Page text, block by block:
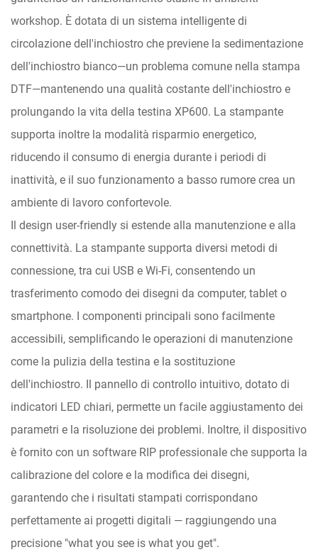
workshop. È dotata di un sistema intelligente di
circolazione dell'inchiostro che previene la sedimentazione
dell'inchiostro bianco—un problema comune nella stampa
DTF—mantenendo una qualità costante dell'inchiostro e
prolungando la vita della testina XP600. La stampante
supporta inoltre la modalità risparmio energetico,
riducendo il consumo di energia durante i periodi di
inattività, e il suo funzionamento a basso rumore crea un
ambiente di lavoro confortevole.
Il design user-friendly si estende alla manutenzione e alla
connettività. La stampante supporta diversi metodi di
connessione, tra cui USB e Wi-Fi, consentendo un
trasferimento comodo dei disegni da computer, tablet o
smartphone. I componenti principali sono facilmente
accessibili, semplificando le operazioni di manutenzione
come la pulizia della testina e la sostituzione
dell'inchiostro. Il pannello di controllo intuitivo, dotato di
indicatori LED chiari, permette un facile aggiustamento dei
parametri e la risoluzione dei problemi. Inoltre, il dispositivo
è fornito con un software RIP professionale che supporta la
calibrazione del colore e la modifica dei disegni,
garantendo che i risultati stampati corrispondano
perfettamente ai progetti digitali — raggiungendo una
precisione "what you see is what you get".